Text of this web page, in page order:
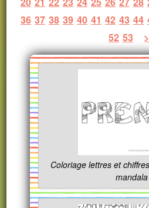
36 37 38 39 40 41 42 43 44
52 53
Coloriage lettres et
mandala